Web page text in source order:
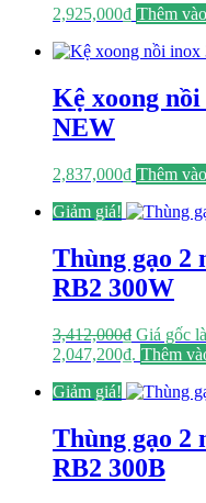
2,925,000₫ Thêm
Kệ xoong
NEW
2,837,000₫ Thêm
Giảm giá!
Thùng gạo 2
RB2 300W
3,412,000₫ Giá gốc
2,047,200₫. Thêm
Giảm giá!
Thùng gạo 2
RB2 300B